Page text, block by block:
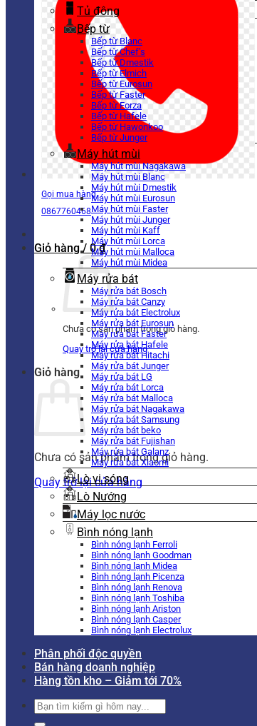
Gọi mua hàng
0867760468
Giỏ hàng / 0₫
Chưa có sản phẩm trong giỏ hàng.
Quay trở lại cửa hàng
Giỏ hàng
Chưa có sản phẩm trong giỏ hàng.
Quay trở lại cửa hàng
Tủ đông
Bếp từ
Bếp từ Blanc
Bếp từ Chef’s
Bếp từ Dmestik
Bếp từ Elmich
Bếp từ Eurosun
Bếp từ Faster
Bếp từ Forza
Bếp từ Hafele
Bếp từ Hawonkoo
Bếp từ Junger
Máy hút mùi
Máy hút mùi Nagakawa
Máy hút mùi Blanc
Máy hút mùi Dmestik
Máy hút mùi Eurosun
Máy hút mùi Faster
Máy hút mùi Junger
Máy hút mùi Kaff
Máy hút mùi Lorca
Máy hút mùi Malloca
Máy hút mùi Midea
Máy rửa bát
Máy rửa bát Bosch
Máy rửa bát Canzy
Máy rửa bát Electrolux
Máy rửa bát Eurosun
Máy rửa bát Faster
Máy rửa bát Hafele
Máy rửa bát Hitachi
Máy rửa bát Junger
Máy rửa bát LG
Máy rửa bát Lorca
Máy rửa bát Malloca
Máy rửa bát Nagakawa
Máy rửa bát Samsung
Máy rửa bát beko
Máy rửa bát Fujishan
Máy rửa bát Galanz
Máy rửa bát Xiaomi
Lò vi sóng
Lò Nướng
Máy lọc nước
Bình nóng lạnh
Bình nóng lạnh Ferroli
Bình nóng lạnh Goodman
Bình nóng lạnh Midea
Bình nóng lạnh Picenza
Bình nóng lạnh Renova
Bình nóng lạnh Toshiba
Bình nóng lạnh Ariston
Bình nóng lạnh Casper
Bình nóng lạnh Electrolux
Phân phối độc quyền
Bán hàng doanh nghiệp
Hàng tồn kho – Giảm tới 70%
Tìm
kiếm: